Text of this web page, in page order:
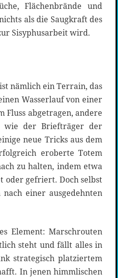
Flächenbrände und
als die Saugkraft des
Sisyphusarbeit wird.
nämlich ein Terrain, das
Wasserlauf von einer
abgetragen, andere
wie der Briefträger der
neue Tricks aus dem
eroberte Totem
zu halten, indem etwa
oder gefriert. Doch selbst
einer ausgedehnten
Element: Marschrouten
steht und fällt alles in
strategisch platziertem
In jenen himmlischen